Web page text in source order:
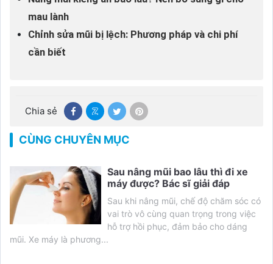
mau lành
Chỉnh sửa mũi bị lệch: Phương pháp và chi phí
cần biết
Chia sẻ
CÙNG CHUYÊN MỤC
Sau nâng mũi bao lâu thì đi xe
máy được? Bác sĩ giải đáp
Sau khi nâng mũi, chế độ chăm sóc có
vai trò vô cùng quan trọng trong việc
hỗ trợ hồi phục, đảm bảo cho dáng
mũi. Xe máy là phương...